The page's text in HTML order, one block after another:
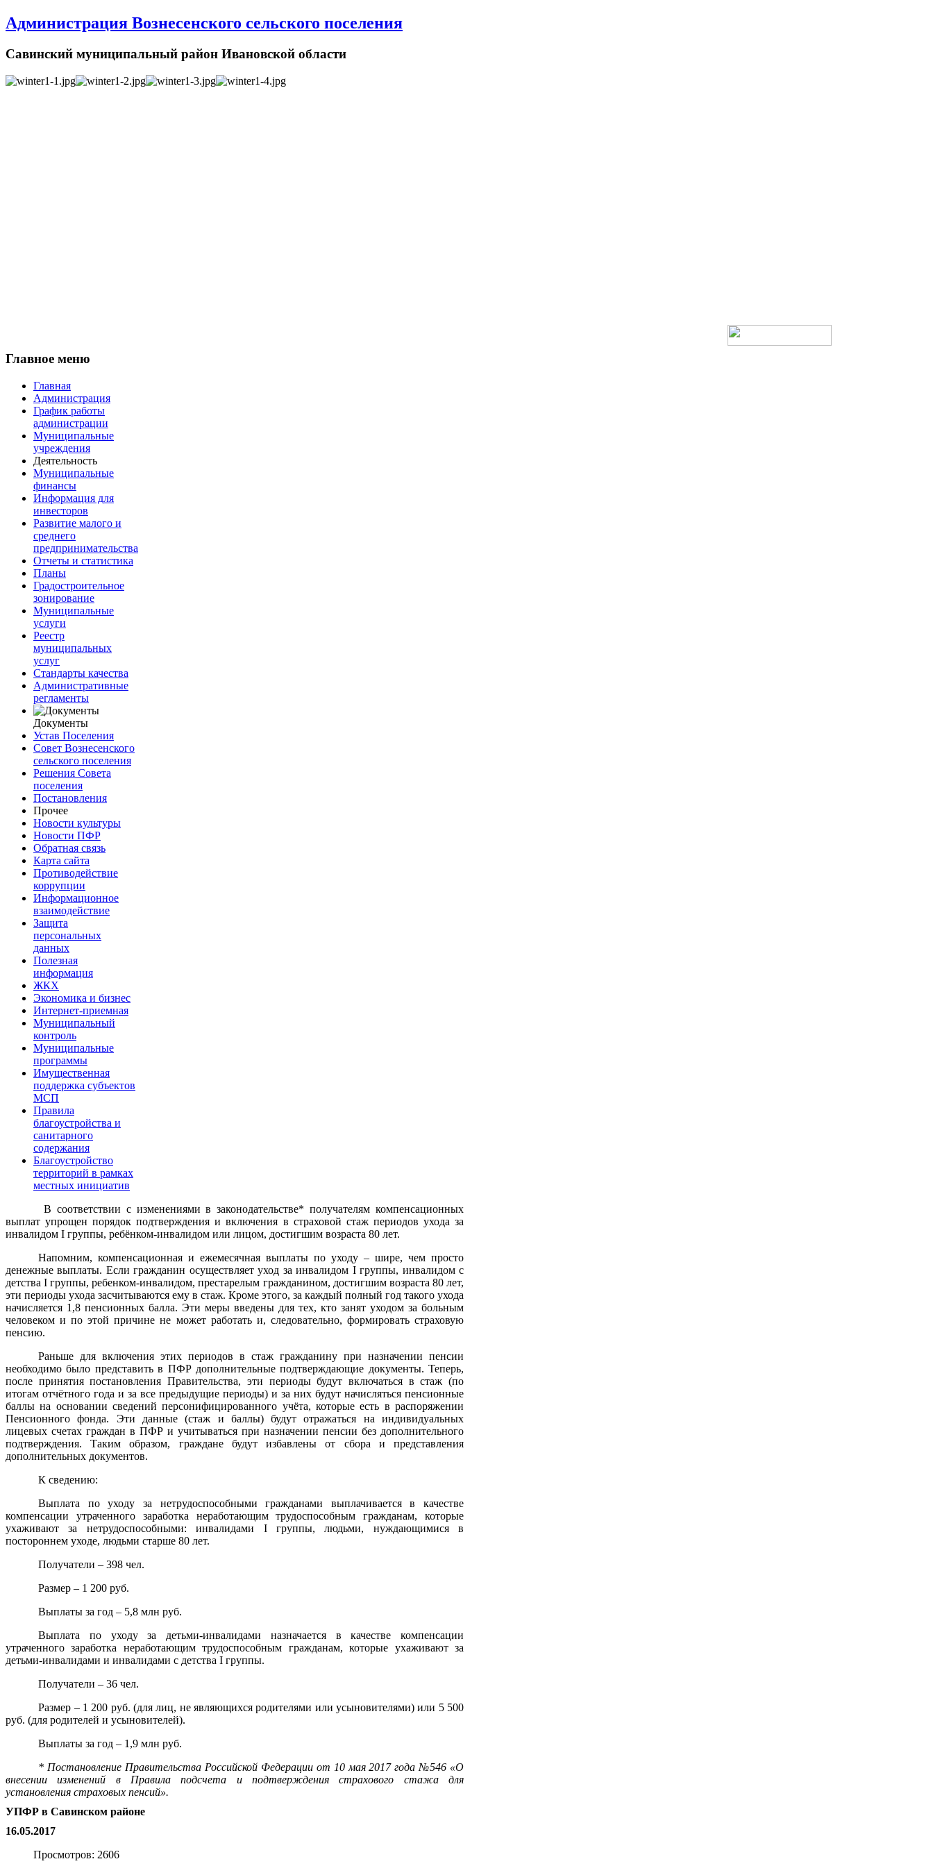
Администрация Вознесенского сельского поселения
Савинский муниципальный район Ивановской области
Главное меню
Главная
Администрация
График работы
администрации
Муниципальные
учреждения
Деятельность
Муниципальные
финансы
Информация для
инвесторов
Развитие малого и
среднего
предпринимательства
Отчеты и статистика
Планы
Градостроительное
зонирование
Муниципальные
услуги
Реестр
муниципальных
услуг
Стандарты качества
Административные
регламенты
Документы
Устав Поселения
Совет Вознесенского
сельского поселения
Решения Совета
поселения
Постановления
Прочее
Новости культуры
Новости ПФР
Обратная связь
Карта сайта
Противодействие
коррупции
Информационное
взаимодействие
Защита
персональных
данных
Полезная
информация
ЖКХ
Экономика и бизнес
Интернет-приемная
Муниципальный
контроль
Муниципальные
программы
Имущественная
поддержка субъектов
МСП
Правила
благоустройства и
санитарного
содержания
Благоустройство
территорий в рамках
местных инициатив
В соответствии с изменениями в законодательстве* получателям компенсационных
выплат упрощен порядок подтверждения и включения в страховой стаж периодов ухода за
инвалидом I группы, ребёнком-инвалидом или лицом, достигшим возраста 80 лет.
Напомним, компенсационная и ежемесячная выплаты по уходу – шире, чем просто
денежные выплаты. Если гражданин осуществляет уход за инвалидом I группы, инвалидом с
детства I группы, ребенком-инвалидом, престарелым гражданином, достигшим возраста 80 лет,
эти периоды ухода засчитываются ему в стаж. Кроме этого, за каждый полный год такого ухода
начисляется 1,8 пенсионных балла. Эти меры введены для тех, кто занят уходом за больным
человеком и по этой причине не может работать и, следовательно, формировать страховую
пенсию.
Раньше для включения этих периодов в стаж гражданину при назначении пенсии
необходимо было представить в ПФР дополнительные подтверждающие документы. Теперь,
после принятия постановления Правительства, эти периоды будут включаться в стаж (по
итогам отчётного года и за все предыдущие периоды) и за них будут начисляться пенсионные
баллы на основании сведений персонифицированного учёта, которые есть в распоряжении
Пенсионного фонда. Эти данные (стаж и баллы) будут отражаться на индивидуальных
лицевых счетах граждан в ПФР и учитываться при назначении пенсии без дополнительного
подтверждения. Таким образом, граждане будут избавлены от сбора и представления
дополнительных документов.
К сведению:
Выплата по уходу за нетрудоспособными гражданами выплачивается в качестве
компенсации утраченного заработка неработающим трудоспособным гражданам, которые
ухаживают за нетрудоспособными: инвалидами I группы, людьми, нуждающимися в
постороннем уходе, людьми старше 80 лет.
Получатели – 398 чел.
Размер – 1 200 руб.
Выплаты за год – 5,8 млн руб.
Выплата по уходу за детьми-инвалидами назначается в качестве компенсации
утраченного заработка неработающим трудоспособным гражданам, которые ухаживают за
детьми-инвалидами и инвалидами с детства I группы.
Получатели – 36 чел.
Размер – 1 200 руб. (для лиц, не являющихся родителями или усыновителями) или 5 500
руб. (для родителей и усыновителей).
Выплаты за год – 1,9 млн руб.
* Постановление Правительства Российской Федерации от 10 мая 2017 года №546 «О
внесении изменений в Правила подсчета и подтверждения страхового стажа для
установления страховых пенсий».
УПФР в Савинском районе
16.05.2017
Просмотров: 2606